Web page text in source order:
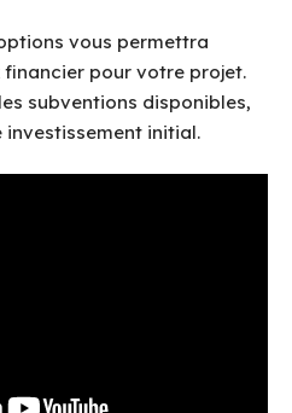
vous permettra
financier pour votre projet.
subventions disponibles,
initial.